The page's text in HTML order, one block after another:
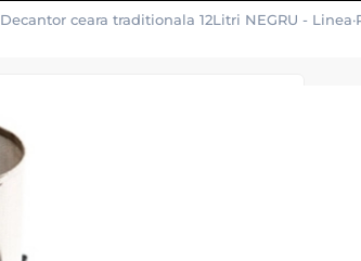
Decantor ceara traditionala 12Litri NEGRU -